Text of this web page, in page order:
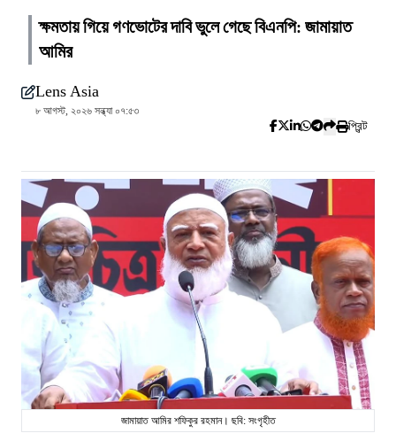
ক্ষমতায় গিয়ে গণভোটের দাবি ভুলে গেছে বিএনপি: জামায়াত
আমির
Lens Asia
৮ আগস্ট, ২০২৬ সন্ধ্যা ০৭:৫৩
প্রিন্ট
জামায়াত আমির শফিকুর রহমান। ছবি: সংগৃহীত